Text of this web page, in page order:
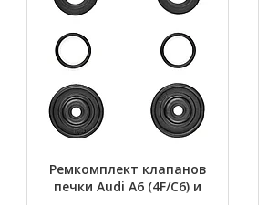
Ремкомплект клапанов
печки Audi A6 (4F/C6) и